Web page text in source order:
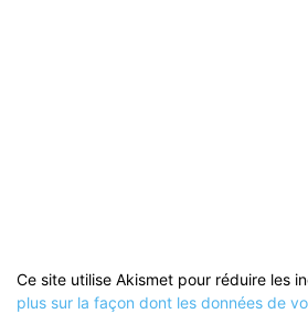
Ce site utilise Akismet pour réduire les
plus sur la façon dont les données de